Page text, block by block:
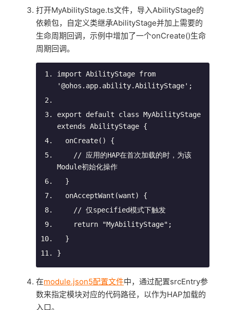
打开MyAbilityStage.ts文件，导入AbilityStage的
依赖包，自定义类继承AbilityStage并加上需要的
生命周期回调，示例中增加了一个onCreate()生命
周期回调。
import AbilityStage from
'@ohos.app.ability.AbilityStage' ;
export default class MyAbilityStage
extends AbilityStage {
onCreate( )
{
// 应用的HAP在首次加载的时，为该
Module初始化操作
  }
onAcceptWant (want)
{
// 仅specified模式下触发
return
"MyAbilityStage" ;
  }
}
在module.json5配置文件中，通过配置srcEntry参
数来指定模块对应的代码路径，以作为HAP加载的
入口。